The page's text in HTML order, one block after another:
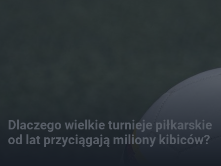
Dlaczego wielkie turnieje piłkarskie
od lat przyciągają miliony kibiców?